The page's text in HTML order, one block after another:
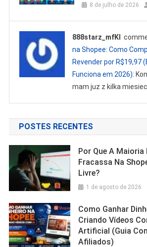
8 de julho de 2026
888starz_mfKl
na Shopee: Como
Revender por R$19,97
Funciona em 2026):
mam juz z kilka
POSTES RECENTES
Por Que A Maioria
Fracassa Na
Livre?
1 de agosto de 2026
Como Ganhar
Criando Vídeos
Artificial (Guia
Afiliados)